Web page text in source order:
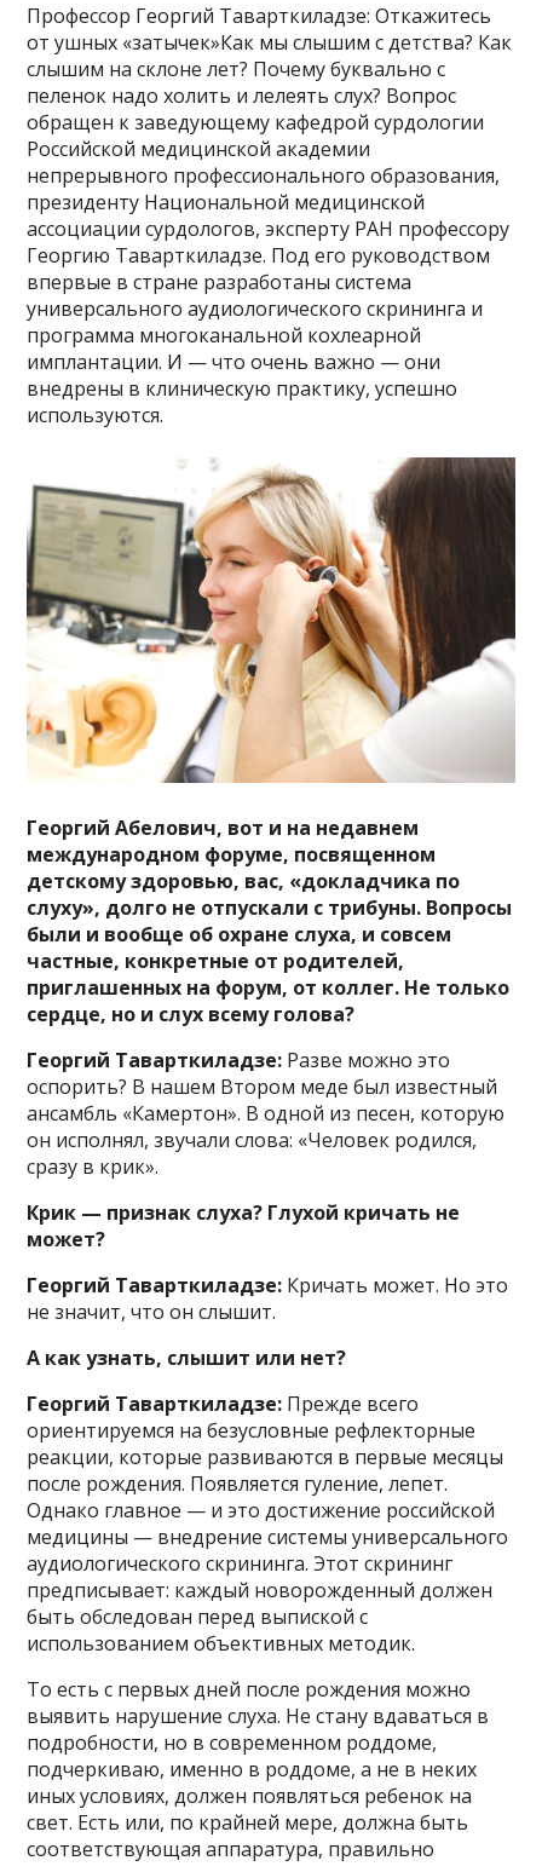
Профессор Георгий Таварткиладзе: Откажитесь
от ушных «затычек»Как мы слышим с детства? Как
слышим на склоне лет? Почему буквально с
пеленок надо холить и лелеять слух? Вопрос
обращен к заведующему кафедрой сурдологии
Российской медицинской академии
непрерывного профессионального образования,
президенту Национальной медицинской
ассоциации сурдологов, эксперту РАН профессору
Георгию Таварткиладзе. Под его руководством
впервые в стране разработаны система
универсального аудиологического скрининга и
программа многоканальной кохлеарной
имплантации. И — что очень важно — они
внедрены в клиническую практику, успешно
используются.
Георгий Абелович, вот и на недавнем
международном форуме, посвященном
детскому здоровью, вас, «докладчика по
слуху», долго не отпускали с трибуны. Вопросы
были и вообще об охране слуха, и совсем
частные, конкретные от родителей,
приглашенных на форум, от коллег. Не только
сердце, но и слух всему голова?
Георгий Таварткиладзе: Разве можно это
оспорить? В нашем Втором меде был известный
ансамбль «Камертон». В одной из песен, которую
он исполнял, звучали слова: «Человек родился,
сразу в крик».
Крик — признак слуха? Глухой кричать не
может?
Георгий Таварткиладзе: Кричать может. Но это
не значит, что он слышит.
А как узнать, слышит или нет?
Георгий Таварткиладзе: Прежде всего
ориентируемся на безусловные рефлекторные
реакции, которые развиваются в первые месяцы
после рождения. Появляется гуление, лепет.
Однако главное — и это достижение российской
медицины — внедрение системы универсального
аудиологического скрининга. Этот скрининг
предписывает: каждый новорожденный должен
быть обследован перед выпиской с
использованием объективных методик.
То есть с первых дней после рождения можно
выявить нарушение слуха. Не стану вдаваться в
подробности, но в современном роддоме,
подчеркиваю, именно в роддоме, а не в неких
иных условиях, должен появляться ребенок на
свет. Есть или, по крайней мере, должна быть
соответствующая аппаратура, правильно